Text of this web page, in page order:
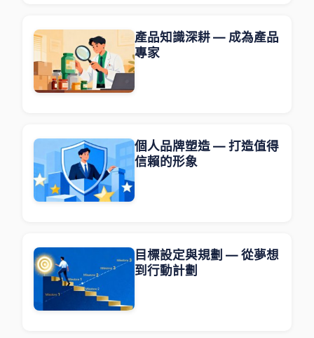
產品知識深耕 — 成為產品
專家
個人品牌塑造 — 打造值得
信賴的形象
目標設定與規劃 — 從夢想
到行動計劃